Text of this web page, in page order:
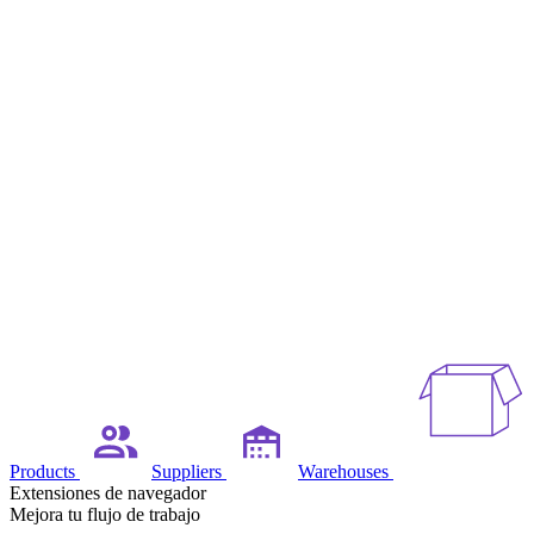
Products Suppliers Warehouses
Extensiones de navegador
Mejora tu flujo de trabajo